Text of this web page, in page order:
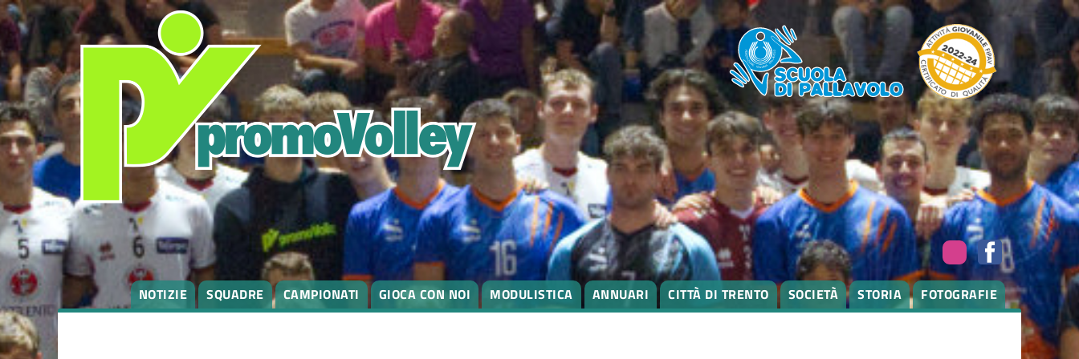
NOTIZIE SQUADRE CAMPIONATI GIOCA CON NOI MODULISTICA ANNUARI CITTÀ DI TRENTO SOCIETÀ STORIA FOTOGRAFIE